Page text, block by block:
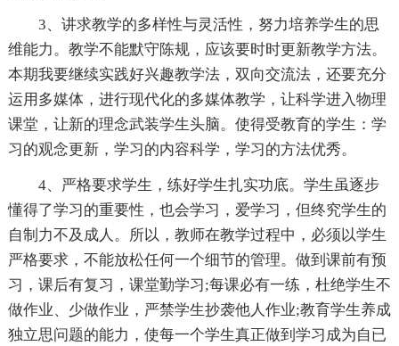
3、讲求教学的多样性与灵活性，努力培养学生的思
维能力。教学不能默守陈规，应该要时时更新教学方法。
本期我要继续实践好兴趣教学法，双向交流法，还要充分
运用多媒体，进行现代化的多媒体教学，让科学进入物理
课堂，让新的理念武装学生头脑。使得受教育的学生：学
习的观念更新，学习的内容科学，学习的方法优秀。
4、严格要求学生，练好学生扎实功底。学生虽逐步
懂得了学习的重要性，也会学习，爱学习，但终究学生的
自制力不及成人。所以，教师在教学过程中，必须以学生
严格要求，不能放松任何一个细节的管理。做到课前有预
习，课后有复习，课堂勤学习;每课必有一练，杜绝学生不
做作业、少做作业，严禁学生抄袭他人作业;教育学生养成
独立思问题的能力，使每一个学生真正做到学习成为自已